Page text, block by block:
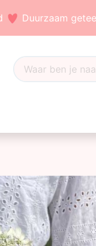
Duurzaam